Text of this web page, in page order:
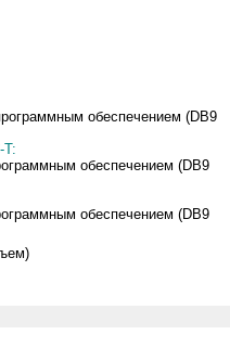
обеспечением (DB9
T:
обеспечением (DB9
обеспечением (DB9